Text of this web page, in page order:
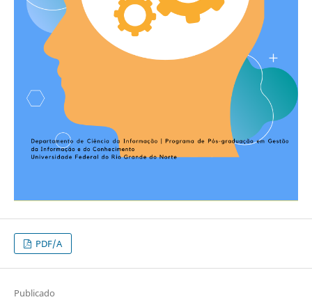
PDF/A
Publicado